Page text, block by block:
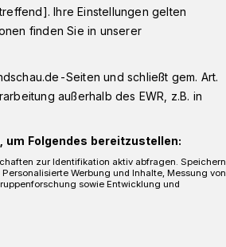
das
und
Vereins
Ihre Einstellungen gelten
finden Sie in unserer
Seiten und schließt gem. Art.
außerhalb des EWR, z.B. in
um Folgendes bereitzustellen:
zur Identifikation aktiv abfragen. Speichern
Werbung und Inhalte, Messung von
sowie Entwicklung und